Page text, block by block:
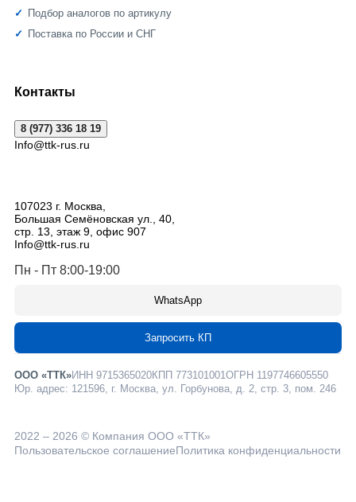
Подбор аналогов по артикулу
Поставка по России и СНГ
Контакты
8 (977) 336 18 19
Info@ttk-rus.ru
107023 г. Москва,
Большая Семёновская ул., 40,
стр. 13, этаж 9, офис 907
Info@ttk-rus.ru
Пн - Пт 8:00-19:00
WhatsApp
Запросить КП
ООО «ТТК»ИНН 9715365020КПП 773101001ОГРН 1197746605550
Юр. адрес: 121596, г. Москва, ул. Горбунова, д. 2, стр. 3, пом. 246
2022 – 2026 © Компания ООО «ТТК»
Пользовательское соглашениеПолитика конфиденциальности